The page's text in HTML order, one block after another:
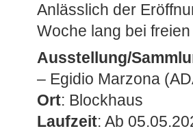
Anlässlich der
Woche lang bei
Ausstellung/
– Egidio Marzona
Ort: Blockhaus
Laufzeit: Ab